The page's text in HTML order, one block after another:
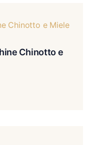
Chinotto e